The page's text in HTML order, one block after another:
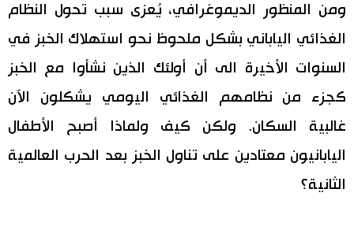
ومن المنظور الديموغرافي، يُعزى سبب تحول النظام
الغذائي الياباني بشكل ملحوظ نحو استهلاك الخبز في
السنوات الأخيرة الى أن أولئك الذين نشأوا مع الخبز
كجزء من نظامهم الغذائي اليومي يشكلون الآن
غالبية السكان. ولكن كيف ولماذا أصبح الأطفال
اليابانيون معتادين على تناول الخبز بعد الحرب العالمية
الثانية؟